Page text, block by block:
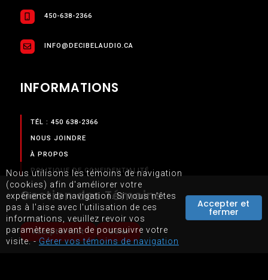
Gestion des Témoins
Nous utilisons les témoins de navigation
(cookies) afin d'améliorer votre
expérience de navigation. Si vous n'êtes
pas à l'aise avec l'utilisation de ces
informations, veuillez revoir vos
paramètres avant de poursuivre votre
visite. -Gérer vos témoins de navigation
Accepter et
fermer
Accepter tout Gérer
450-638-2366
INFO@DECIBELAUDIO.CA
INFORMATIONS
TÉL : 450 638-2366
NOUS JOINDRE
À PROPOS
POLITIQUE DE CONFIDENTIALITÉ
TERMES & CONDITIONS
SERVICES